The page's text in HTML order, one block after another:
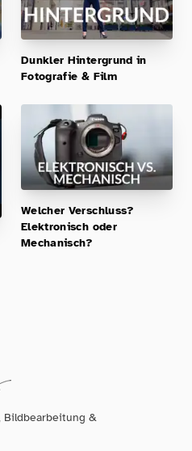
Dunkler Hintergrund in
Fotografie & Film
Welcher Verschluss?
Elektronisch oder
Mechanisch?
Bildbearbeitung &